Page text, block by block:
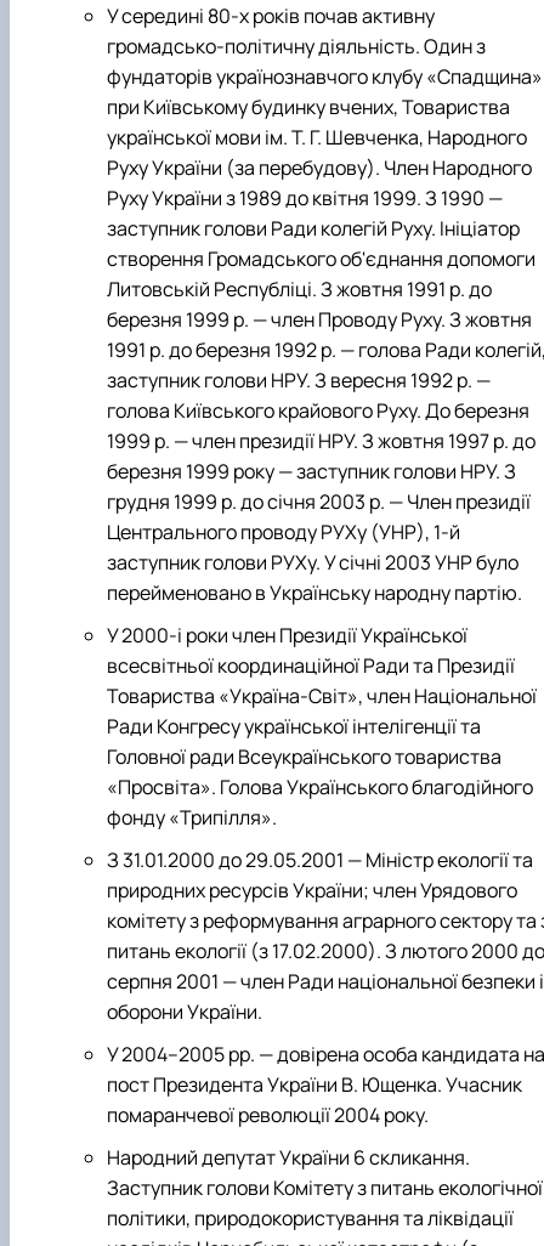
У середині 80-х років почав активну
громадсько-політичну діяльність. Один з
фундаторів українознавчого клубу «Спадщина»
при Київському будинку вчених, Товариства
української мови ім. Т. Г. Шевченка, Народного
Руху України (за перебудову). Член Народного
Руху України з 1989 до квітня 1999. З 1990 —
заступник голови Ради колегій Руху. Ініціатор
створення Громадського об'єднання допомоги
Литовській Республіці. З жовтня 1991 р. до
березня 1999 р. — член Проводу Руху. З жовтня
1991 р. до березня 1992 р. — голова Ради
заступник голови НРУ. З вересня 1992 р. —
голова Київського крайового Руху. До березня
1999 р. — член президії НРУ. З жовтня 1997 р. до
березня 1999 року — заступник голови НРУ. З
грудня 1999 р. до січня 2003 р. — Член президії
Центрального проводу РУХу (УНР), 1-й
заступник голови РУХу. У січні 2003 УНР було
перейменовано в Українську народну партію.
У 2000-і роки член Президії Української
всесвітньої координаційної Ради та Президії
Товариства «Україна-Світ», член Національної
Ради Конгресу української інтелігенції та
Головної ради Всеукраїнського товариства
«Просвіта». Голова Українського благодійного
фонду «Трипілля».
З 31.01.2000 до 29.05.2001 — Міністр екології та
природних ресурсів України; член Урядового
комітету з реформування аграрного сектору та
питань екології (з 17.02.2000). З лютого 2000 до
серпня 2001 — член Ради національної безпеки і
оборони України.
У 2004–2005 рр. — довірена особа кандидата на
пост Президента України В. Ющенка. Учасник
помаранчевої революції 2004 року.
Народний депутат України 6 скликання.
Заступник голови Комітету з питань екологічної
політики, природокористування та ліквідації